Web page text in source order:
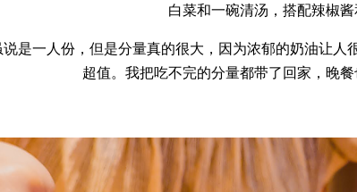
白菜和一碗清汤，搭配辣椒酱
说是一人份，但是分量真的很大，因为浓郁的奶油让人
超值。我把吃不完的分量都带了回家，晚餐